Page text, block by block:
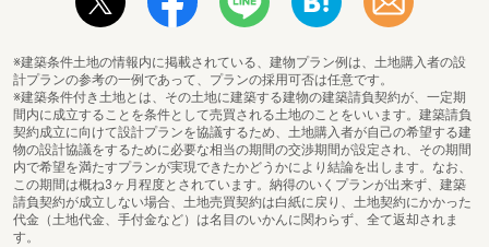
※建築条件土地の情報内に掲載されている、建物プラン例は、土地購入者の設
計プランの参考の一例であって、プランの採用可否は任意です。
※建築条件付き土地とは、その土地に建築する建物の建築請負契約が、一定期
間内に成立することを条件として売買される土地のことをいいます。建築請負
契約成立に向けて設計プランを協議するため、土地購入者が自己の希望する建
物の設計協議をするために必要な相当の期間の交渉期間が設定され、その期間
内で希望を満たすプランが実現できたかどうかにより結論を出します。なお、
この期間は概ね3ヶ月程度とされています。納得のいくプランが出来ず、建築
請負契約が成立しない場合、土地売買契約は白紙に戻り、土地契約にかかった
代金（土地代金、手付金など）は名目のいかんに関わらず、全て返却されま
す。